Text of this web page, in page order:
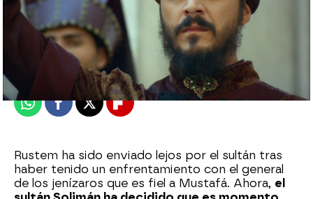
Nova
29 de marzo de 2023, 23:03
WhatsappFacebook
X Flipboard
Rustem ha sido enviado lejos por el sultán tras
haber tenido un enfrentamiento con el general
de los jenízaros que es fiel a Mustafá. Ahora, el